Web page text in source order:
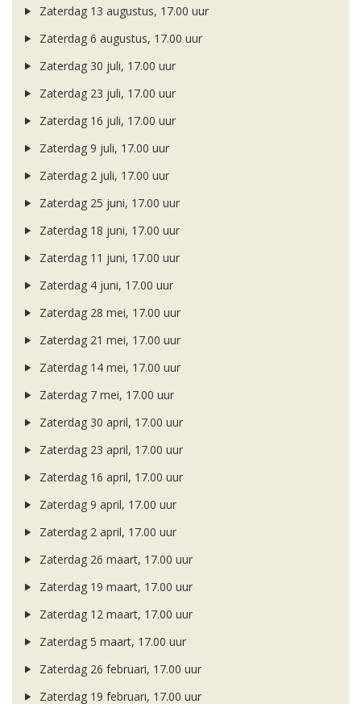
Zaterdag 13 augustus, 17.00 uur
Zaterdag 6 augustus, 17.00 uur
Zaterdag 30 juli, 17.00 uur
Zaterdag 23 juli, 17.00 uur
Zaterdag 16 juli, 17.00 uur
Zaterdag 9 juli, 17.00 uur
Zaterdag 2 juli, 17.00 uur
Zaterdag 25 juni, 17.00 uur
Zaterdag 18 juni, 17.00 uur
Zaterdag 11 juni, 17.00 uur
Zaterdag 4 juni, 17.00 uur
Zaterdag 28 mei, 17.00 uur
Zaterdag 21 mei, 17.00 uur
Zaterdag 14 mei, 17.00 uur
Zaterdag 7 mei, 17.00 uur
Zaterdag 30 april, 17.00 uur
Zaterdag 23 april, 17.00 uur
Zaterdag 16 april, 17.00 uur
Zaterdag 9 april, 17.00 uur
Zaterdag 2 april, 17.00 uur
Zaterdag 26 maart, 17.00 uur
Zaterdag 19 maart, 17.00 uur
Zaterdag 12 maart, 17.00 uur
Zaterdag 5 maart, 17.00 uur
Zaterdag 26 februari, 17.00 uur
Zaterdag 19 februari, 17.00 uur